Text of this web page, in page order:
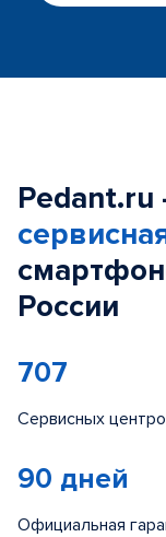
России
707
Сервисных
90 дней
Официальная